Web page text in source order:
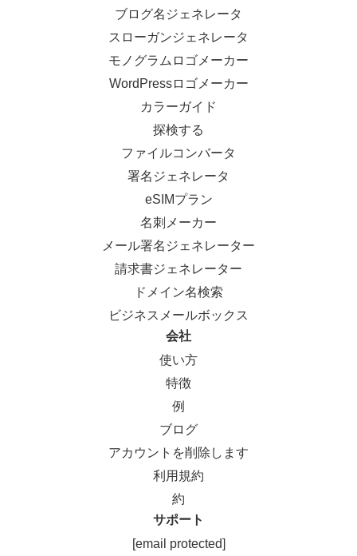
ブログ名ジェネレータ
スローガンジェネレータ
モノグラムロゴメーカー
WordPressロゴメーカー
カラーガイド
探検する
ファイルコンバータ
署名ジェネレータ
eSIMプラン
名刺メーカー
メール署名ジェネレーター
請求書ジェネレーター
ドメイン名検索
ビジネスメールボックス
会社
使い方
特徴
例
ブログ
アカウントを削除します
利用規約
約
サポート
[email protected]